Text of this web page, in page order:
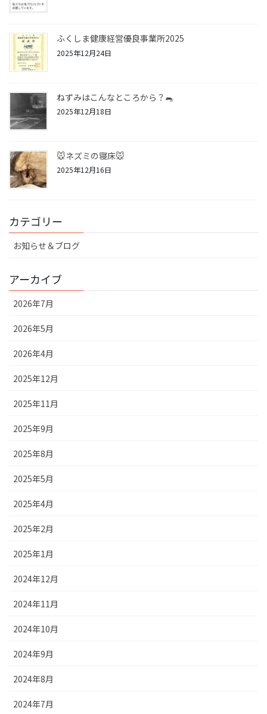
ふくしま健康経営優良事業所2025
2025年12月24日
ねずみはこんなところから？🐀
2025年12月18日
🐭ネズミの寝床🐭
2025年12月16日
カテゴリー
お知らせ＆ブログ
アーカイブ
2026年7月
2026年5月
2026年4月
2025年12月
2025年11月
2025年9月
2025年8月
2025年5月
2025年4月
2025年2月
2025年1月
2024年12月
2024年11月
2024年10月
2024年9月
2024年8月
2024年7月